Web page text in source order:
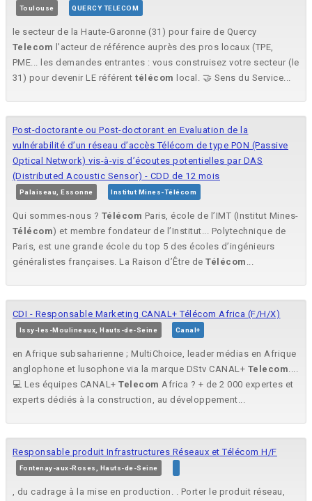
Toulouse QUERCY TELECOM
le secteur de la Haute-Garonne (31) pour faire de Quercy
Telecom l'acteur de référence auprès des pros locaux (TPE,
PME... les demandes entrantes : vous construisez votre secteur (le
31) pour devenir LE référenttélécom local. 🤝 Sens du Service...
Post-doctorante ou Post-doctorant en Evaluation de la
vulnérabilité d’un réseau d’accès Télécom de type PON (Passive
Optical Network) vis-à-vis d’écoutes potentielles par DAS
(Distributed Acoustic Sensor) - CDD de 12 mois
Palaiseau, Essonne Institut Mines-Télécom
Qui sommes-nous ? Télécom Paris, école de l’IMT (Institut Mines-
Télécom) et membre fondateur de l’Institut... Polytechnique de
Paris, est une grande école du top 5 des écoles d’ingénieurs
généralistes françaises. La Raison d’Être deTélécom ...
CDI - Responsable Marketing CANAL+ Télécom Africa (F/H/X)
Issy-les-Moulineaux, Hauts-de-Seine Canal+
en Afrique subsaharienne ; MultiChoice, leader médias en Afrique
anglophone et lusophone via la marque DStv CANAL+ Telecom....
💻 Les équipes CANAL+Telecom Africa ? + de 2 000 expertes et
experts dédiés à la construction, au développement...
Responsable produit Infrastructures Réseaux et Télécom H/F
Fontenay-aux-Roses, Hauts-de-Seine
, du cadrage à la mise en production. . Porter le produit réseau,